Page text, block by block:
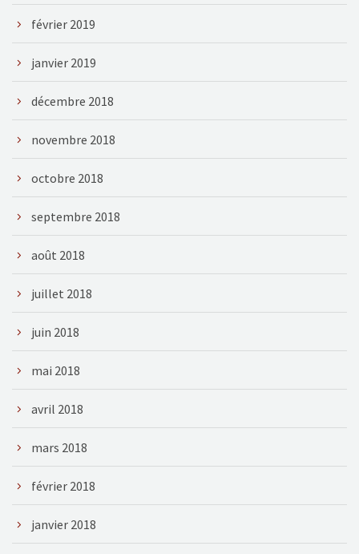
février 2019
janvier 2019
décembre 2018
novembre 2018
octobre 2018
septembre 2018
août 2018
juillet 2018
juin 2018
mai 2018
avril 2018
mars 2018
février 2018
janvier 2018